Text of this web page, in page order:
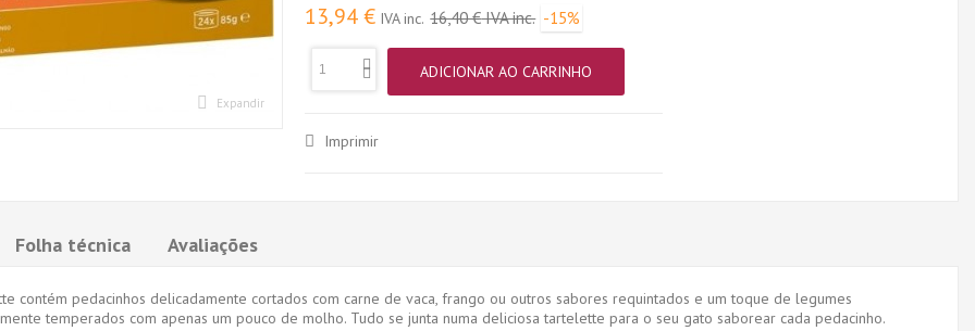
Expandir
13,94 € IVA inc. 16,40 €IVA inc. -15%
ADICIONAR AO CARRINHO
Imprimir
Folha técnica Avaliações
contém pedacinhos delicadamente cortados com carne de vaca, frango ou outros sabores requintados e um toque de legumes
temperados com apenas um pouco de molho. Tudo se junta numa deliciosa tartelette para o seu gato saborear cada pedacinho.